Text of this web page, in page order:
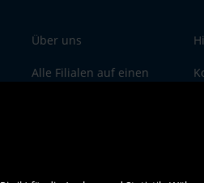
Über uns
Alle Filialen auf einen